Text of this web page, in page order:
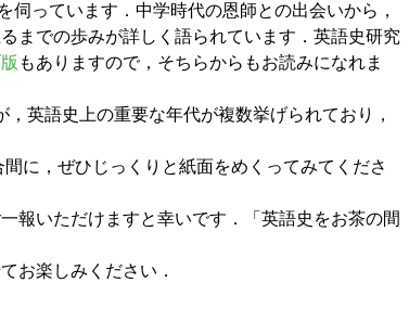
っています．中学時代の恩師との出会いから，
までの歩みが詳しく語られています．英語史研究
もありますので，そちらからもお読みになれま
英語史上の重要な年代が複数挙げられており，
に，ぜひじっくりと紙面をめくってみてくださ
報いただけますと幸いです．「英語史をお茶の間
お楽しみください．